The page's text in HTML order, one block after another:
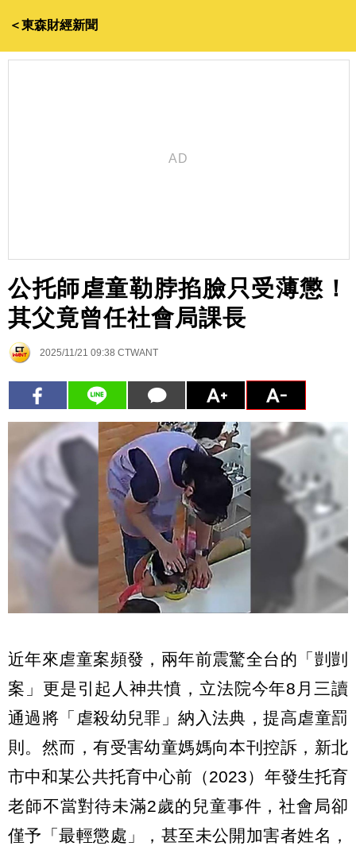
＜東森財經新聞
公托師虐童勒脖掐臉只受薄懲！
其父竟曾任社會局課長
2025/11/21 09:38 CTWANT
近年來虐童案頻發，兩年前震驚全台的「剴剴
案」更是引起人神共憤，立法院今年8月三讀
通過將「虐殺幼兒罪」納入法典，提高虐童罰
則。然而，有受害幼童媽媽向本刊控訴，新北
市中和某公共托育中心前（2023）年發生托育
老師不當對待未滿2歲的兒童事件，社會局卻
僅予「最輕懲處」，甚至未公開加害者姓名，